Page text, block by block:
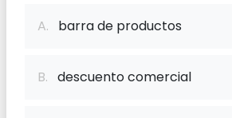
A. barra de productos
B. descuento comercial